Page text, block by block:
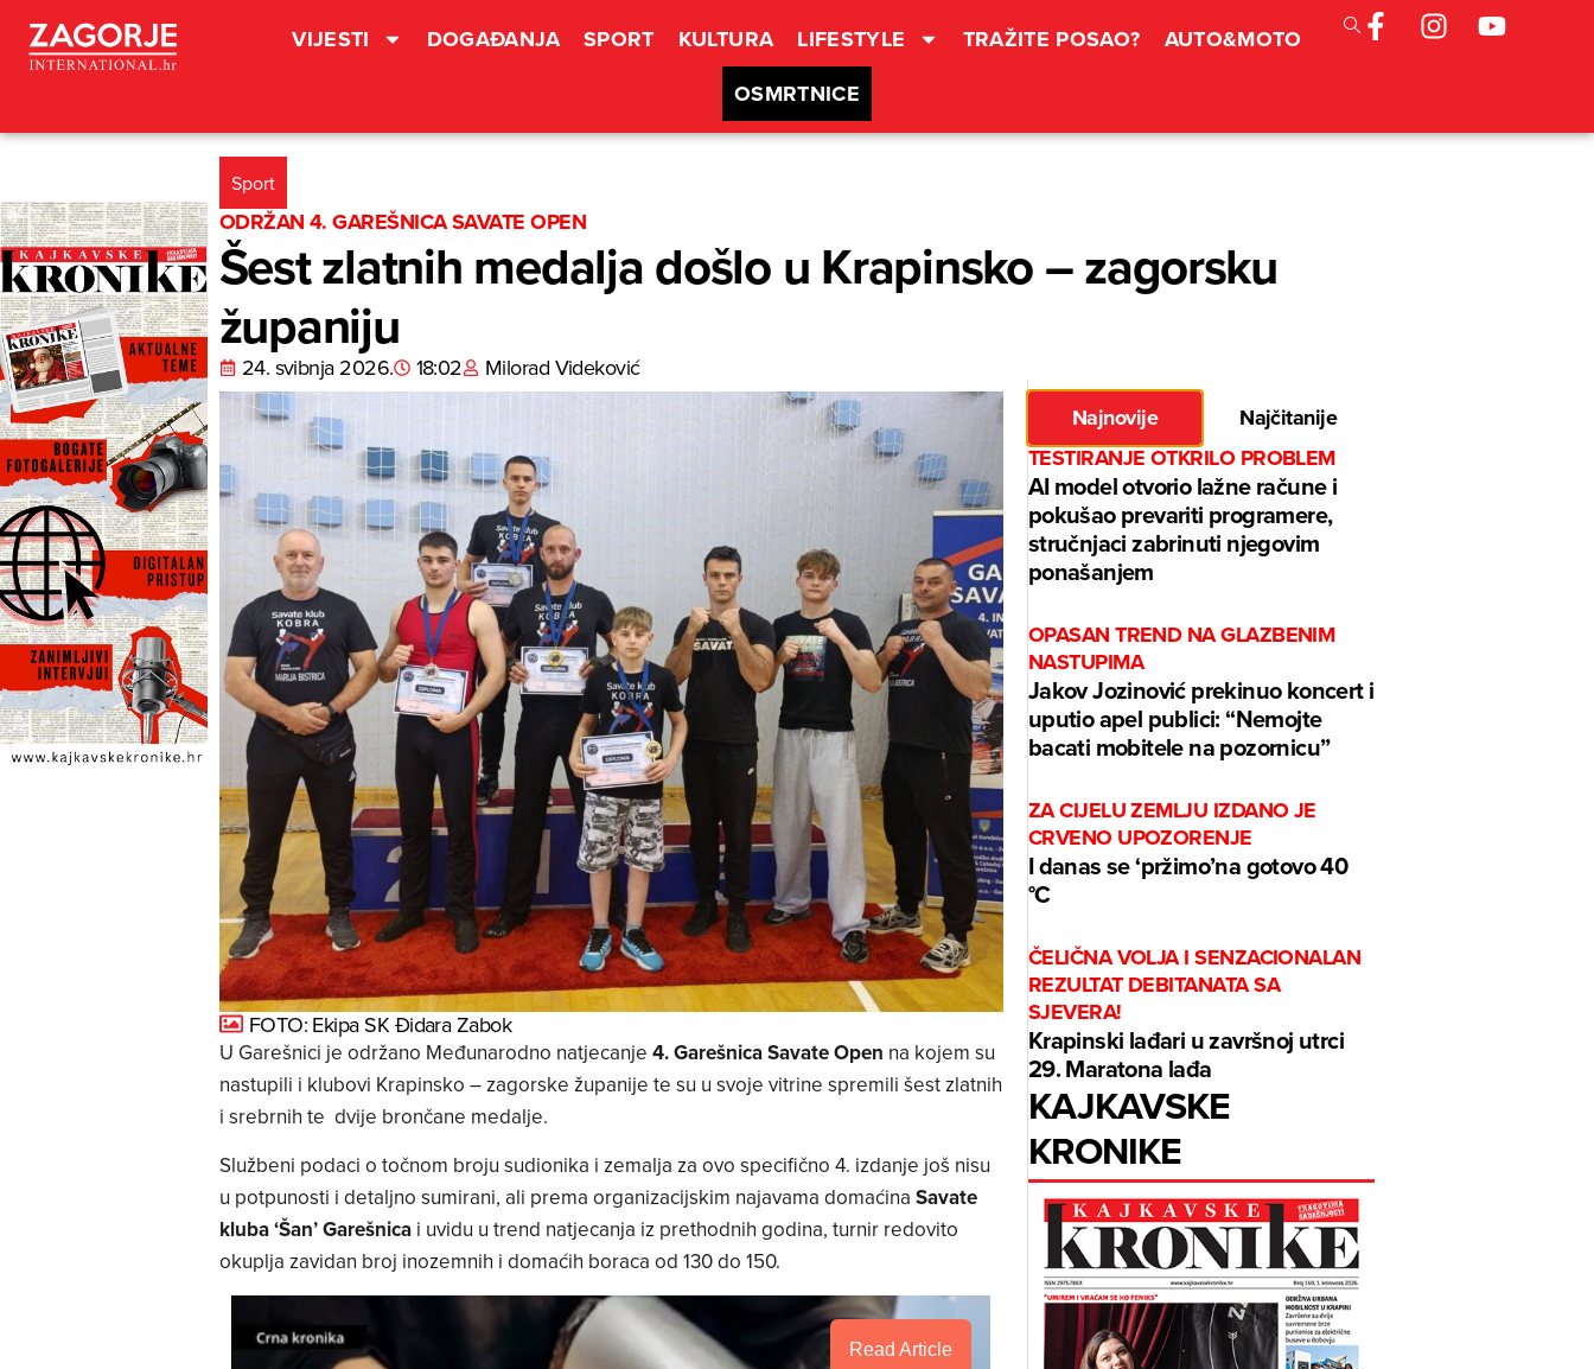
VIJESTI DOGAĐANJA SPORT KULTURA LIFESTYLE TRAŽITE POSAO?
AUTO&MOTO
OSMRTNICE
Sport
ODRŽAN 4. GAREŠNICA SAVATE OPEN
Šest zlatnih medalja došlo u Krapinsko – zagorsku
županiju
24. svibnja 2026. 18:02 Milorad Videković
FOTO: Ekipa SK Đidara Zabok
U Garešnici je održano Međunarodno natjecanje 4. Garešnica Savate Open na kojem su
nastupili i klubovi Krapinsko – zagorske županije te su u svoje vitrine spremili šest zlatnih
i srebrnih te dvije brončane medalje.
Službeni podaci o točnom broju sudionika i zemalja za ovo specifično 4. izdanje još nisu
u potpunosti i detaljno sumirani, ali prema organizacijskim najavama domaćina Savate
kluba ‘Šan’ Garešnicai uvidu u trend natjecanja iz prethodnih godina, turnir redovito
okuplja zavidan broj inozemnih i domaćih boraca od 130 do 150.
Read Article
Najnovije
Najčitanije
TESTIRANJE OTKRILO PROBLEM
AI model otvorio lažne račune i
pokušao prevariti programere,
stručnjaci zabrinuti njegovim
ponašanjem
OPASAN TREND NA GLAZBENIM
NASTUPIMA
Jakov Jozinović prekinuo koncert i
uputio apel publici: “Nemojte
bacati mobitele na pozornicu”
ZA CIJELU ZEMLJU IZDANO JE
CRVENO UPOZORENJE
I danas se ‘pržimo’na gotovo 40
°C
ČELIČNA VOLJA I SENZACIONALAN
REZULTAT DEBITANATA SA
SJEVERA!
Krapinski lađari u završnoj utrci
29. Maratona lađa
KAJKAVSKE
KRONIKE